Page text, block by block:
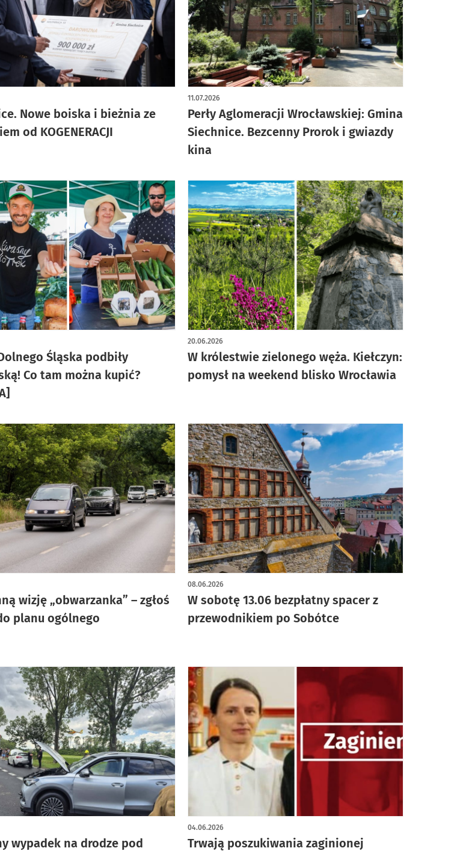
Nowe boiska i bieżnia ze
od KOGENERACJI
Perły Aglomeracji Wrocławskiej: Gmina
Siechnice. Bezcenny Prorok i gwiazdy
kina
11.07.2026
artykuł z galerią zdjęć
Śląska podbiły
Co tam można kupić?
zdjęć
W królestwie zielonego węża. Kiełczyn:
pomysł na weekend blisko Wrocławia
20.06.2026
wizję „obwarzanka” – zgłoś
planu ogólnego
W sobotę 13.06 bezpłatny spacer z
przewodnikiem po Sobótce
08.06.2026
wypadek na drodze pod
zdjęć
Trwają poszukiwania zaginionej
04.06.2026